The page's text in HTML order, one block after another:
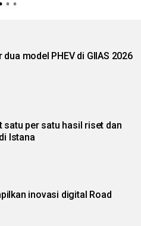
model PHEV di GIIAS 2026
satu per satu hasil riset dan
Istana
inovasi digital Road